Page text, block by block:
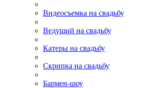
Видеосъемка на свадьбу
Ведущий на свадьбу
Катеры на свадьбу
Скрипка на свадьбу
Бармен-шоу